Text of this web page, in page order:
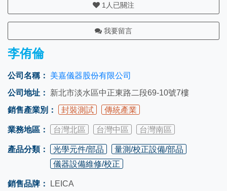
1 人已關注
我要留言
李侑倫
公司名稱：
美嘉儀器股份有限公司
公司地址：
新北市淡水區中正東路二段69-10號7樓
銷售產業別：
封裝測試 傳統產業
業務地區： 台灣北區 台灣中區 台灣南區
產品分類： 光學元件/部品
量測/校正設備/部品
儀器設備維修/校正
銷售品牌：
LEICA